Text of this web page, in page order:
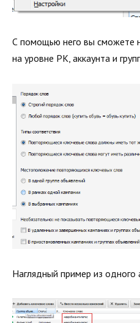
С помощью него вы сможете
на уровне РК, аккаунта и
Наглядный пример из одного